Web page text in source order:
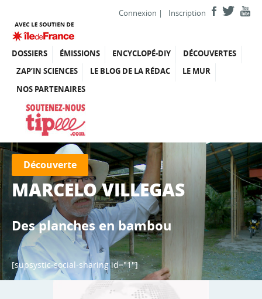
Connexion | Inscription
DOSSIERS ÉMISSIONS ENCYCLOPÉ-DIY
DÉCOUVERTES
ZAP’IN SCIENCES
LE BLOG DE LA RÉDAC
LE MUR
NOS PARTENAIRES
Découverte
MARCELO VILLEGAS
Des planches en bambou
[supsystic-social-sharing id="1"]